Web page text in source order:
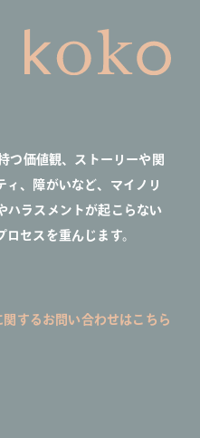
つ価値観、ストーリーや関
、障がいなど、マイノリ
ハラスメントが起こらない
セスを重んじます。
するお問い合わせはこちら